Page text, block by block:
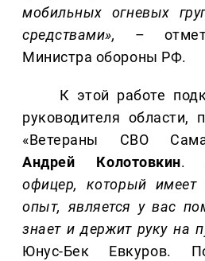
мобильных огневых
средствами»,
–
Министра обороны РФ.
К этой работе
руководителя области,
«Ветераны СВО
Андрей Колотовкин.
офицер, который имеет
опыт, является у вас
знает и держит руку на
Юнус-Бек Евкуров.